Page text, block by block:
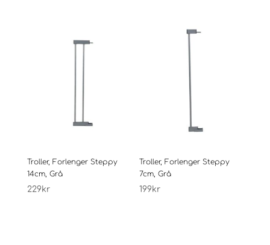
Troller, Forlenger Steppy
14cm, Grå
229kr
Troller, Forlenger Steppy
7cm, Grå
199kr